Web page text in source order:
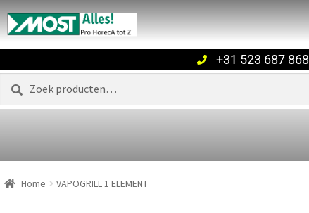
+31 523 687 868
Zoeken
Home VAPOGRILL 1 ELEMENT